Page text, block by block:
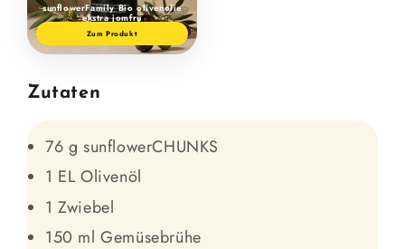
sunflowerFamily Bio olivenolie
ekstra jomfru
Zum Produkt
Zutaten
76 g sunflowerCHUNKS
1 EL Olivenöl
1 Zwiebel
150 ml Gemüsebrühe